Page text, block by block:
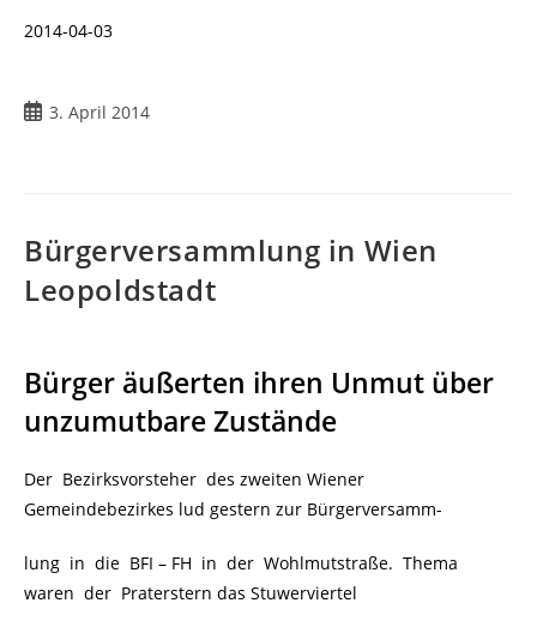
2014-04-03
Beitrag3. April 2014
Bürgerversammlung in Wien
Leopoldstadt
Bürger äußerten ihren Unmut über
unzumutbare Zustände
Der Bezirksvorsteher des zweiten Wiener
Gemeindebezirkes lud gestern zur Bürgerversamm-
lung in die BFI – FH in der Wohlmutstraße. Thema
waren der Praterstern das Stuwerviertel